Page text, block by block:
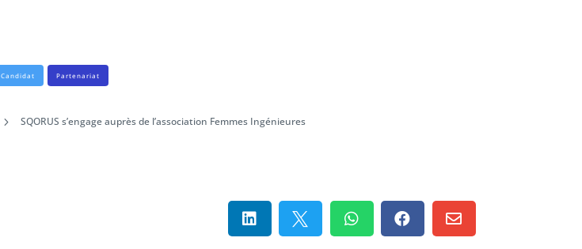
Candidat Partenariat
5 SQORUS s’engage auprès de l’association Femmes Ingénieures
    